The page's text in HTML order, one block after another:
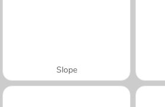
Slope